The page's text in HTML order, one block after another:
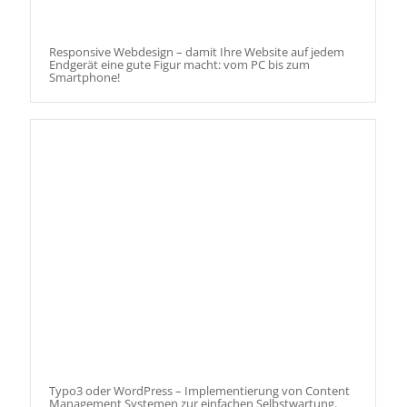
Responsive Webdesign – damit Ihre Website auf jedem
Endgerät eine gute Figur macht: vom PC bis zum
Smartphone!
Typo3 oder WordPress – Implementierung von Content
Management Systemen zur einfachen Selbstwartung.